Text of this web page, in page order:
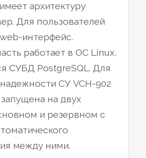
архитектуру
Для пользователей
интерфейс.
работает в ОС Linux,
СУБД PostgreSQL. Для
СУ VCH-902
на двух
и резервном с
между ними.